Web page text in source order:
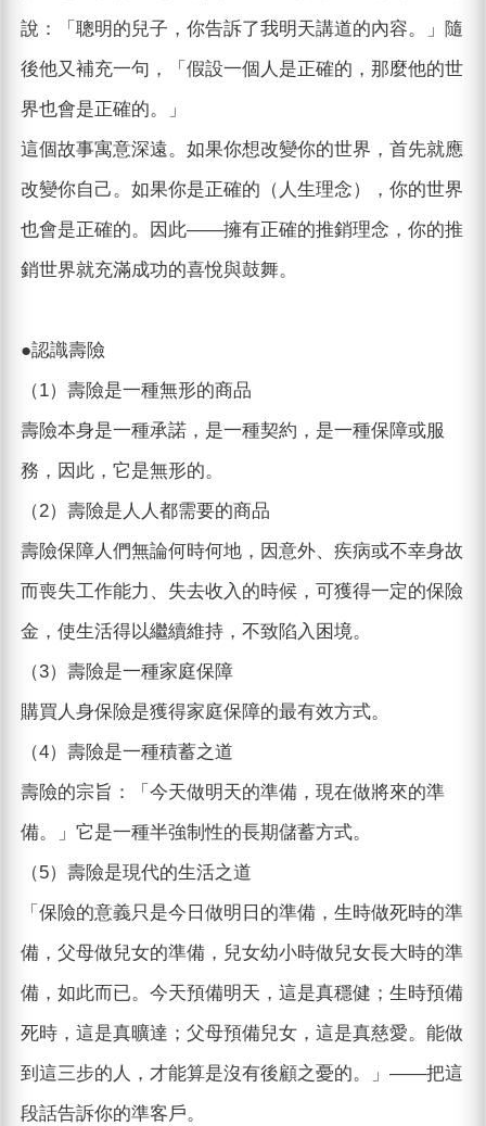
說：「聰明的兒子，你告訴了我明天講道的內容。」隨
後他又補充一句，「假設一個人是正確的，那麼他的世
界也會是正確的。」
這個故事寓意深遠。如果你想改變你的世界，首先就應
改變你自己。如果你是正確的（人生理念），你的世界
也會是正確的。因此——擁有正確的推銷理念，你的推
銷世界就充滿成功的喜悅與鼓舞。
●認識壽險
（1）壽險是一種無形的商品
壽險本身是一種承諾，是一種契約，是一種保障或服
務，因此，它是無形的。
（2）壽險是人人都需要的商品
壽險保障人們無論何時何地，因意外、疾病或不幸身故
而喪失工作能力、失去收入的時候，可獲得一定的保險
金，使生活得以繼續維持，不致陷入困境。
（3）壽險是一種家庭保障
購買人身保險是獲得家庭保障的最有效方式。
（4）壽險是一種積蓄之道
壽險的宗旨：「今天做明天的準備，現在做將來的準
備。」它是一種半強制性的長期儲蓄方式。
（5）壽險是現代的生活之道
「保險的意義只是今日做明日的準備，生時做死時的準
備，父母做兒女的準備，兒女幼小時做兒女長大時的準
備，如此而已。今天預備明天，這是真穩健；生時預備
死時，這是真曠達；父母預備兒女，這是真慈愛。能做
到這三步的人，才能算是沒有後顧之憂的。」——把這
段話告訴你的準客戶。